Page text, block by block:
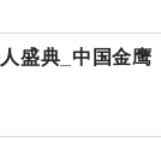
盛典_中国金鹰